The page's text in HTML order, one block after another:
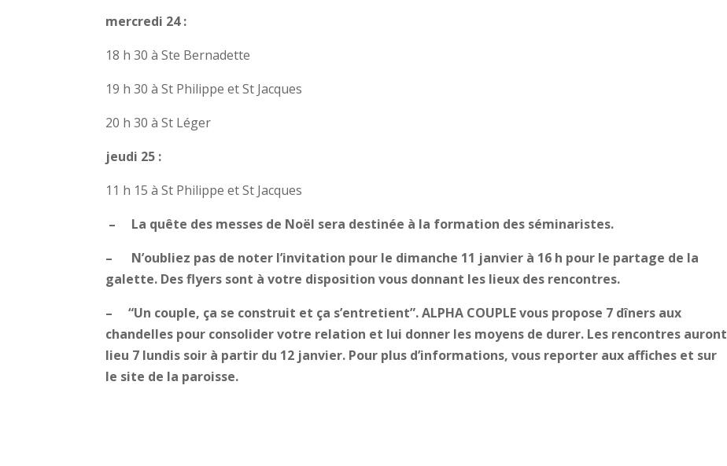
mercredi 24 :
18 h 30 à Ste Bernadette
19 h 30 à St Philippe et St Jacques
20 h 30 à St Léger
jeudi 25 :
11 h 15 à St Philippe et St Jacques
– La quête des messes de Noël sera destinée à la formation des séminaristes.
– N’oubliez pas de noter l’invitation pour le dimanche 11 janvier à 16 h pour le partage de la
galette. Des flyers sont à votre disposition vous donnant les lieux des rencontres.
– “Un couple, ça se construit et ça s’entretient”. ALPHA COUPLE vous propose 7 dîners aux
chandelles pour consolider votre relation et lui donner les moyens de durer. Les rencontres auront
lieu 7 lundis soir à partir du 12 janvier. Pour plus d’informations, vous reporter aux affiches et sur
le site de la paroisse.